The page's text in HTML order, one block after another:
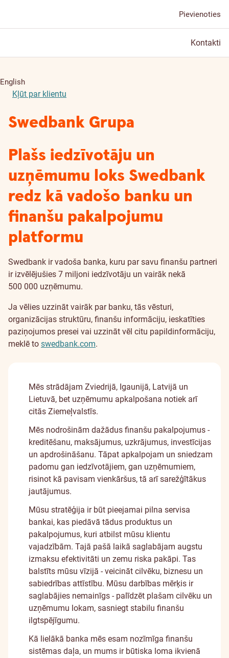
Pievienoties
Kontakti
English
Kļūt par klientu
Swedbank Grupa
Plašs iedzīvotāju un
uzņēmumu loks Swedbank
redz kā vadošo banku un
finanšu pakalpojumu
platformu
Swedbank ir vadoša banka, kuru par savu finanšu partneri
ir izvēlējušies 7 miljoni iedzīvotāju un vairāk nekā
500 000 uzņēmumu.
Ja vēlies uzzināt vairāk par banku, tās vēsturi,
organizācijas struktūru, finanšu informāciju, ieskatīties
paziņojumos presei vai uzzināt vēl citu papildinformāciju,
meklē to swedbank.com.
Mēs strādājam Zviedrijā, Igaunijā, Latvijā un
Lietuvā, bet uzņēmumu apkalpošana notiek arī
citās Ziemeļvalstīs.
Mēs nodrošinām dažādus finanšu pakalpojumus -
kreditēšanu, maksājumus, uzkrājumus, investīcijas
un apdrošināšanu. Tāpat apkalpojam un sniedzam
padomu gan iedzīvotājiem, gan uzņēmumiem,
risinot kā pavisam vienkāršus, tā arī sarežģītākus
jautājumus.
Mūsu stratēģija ir būt pieejamai pilna servisa
bankai, kas piedāvā tādus produktus un
pakalpojumus, kuri atbilst mūsu klientu
vajadzībām. Tajā pašā laikā saglabājam augstu
izmaksu efektivitāti un zemu riska pakāpi. Tas
balstīts mūsu vīzijā - veicināt cilvēku, biznesu un
sabiedrības attīstību. Mūsu darbības mērķis ir
saglabājies nemainīgs - palīdzēt plašam cilvēku un
uzņēmumu lokam, sasniegt stabilu finanšu
ilgtspējīgumu.
Kā lielākā banka mēs esam nozīmīga finanšu
sistēmas daļa, un mums ir būtiska loma ikvienā